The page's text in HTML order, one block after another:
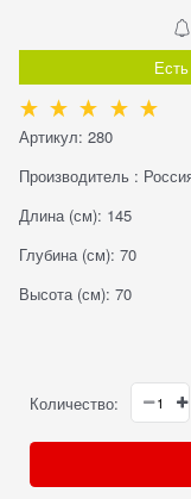
Артикул: 280
Производитель :
Длина (см): 145
Глубина (см): 70
Высота (см): 70
Количество: